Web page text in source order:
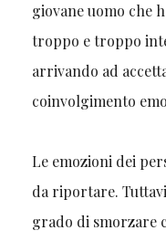
giovane uomo che
troppo e troppo
arrivando ad
coinvolgimento
Le emozioni dei
da riportare.
grado di smorzare